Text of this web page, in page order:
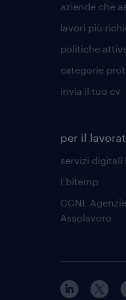
aziende che
lavori più
politiche
categorie
invia il tuo cv
per il
servizi digitali
Ebitemp
CCNL
Assolavoro